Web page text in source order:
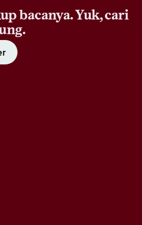
bacanya. Yuk, cari